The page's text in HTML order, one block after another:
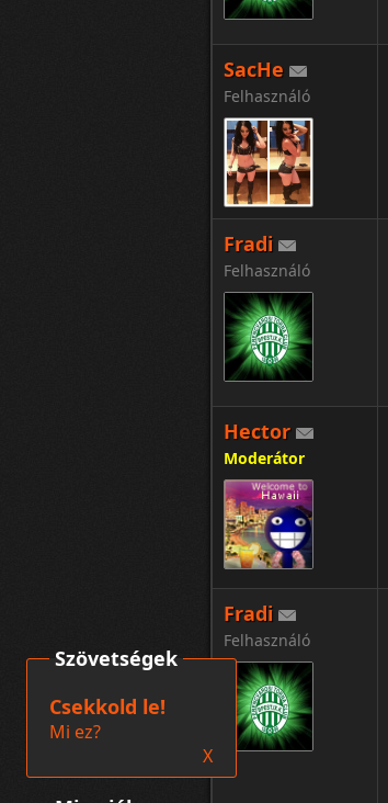
SacHe
Felhasználó
Fradi
Felhasználó
Hector
Moderátor
Fradi
Felhasználó
Szövetségek
Csekkold le!
Mi ez?
X